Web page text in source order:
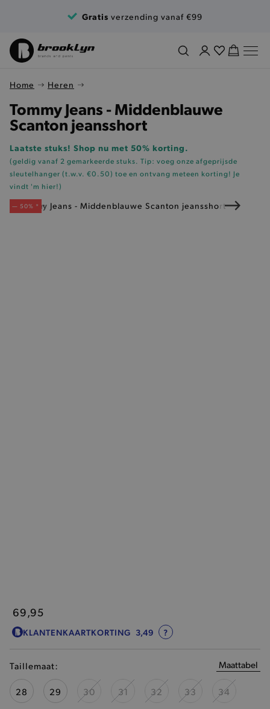
Gratis verzending vanaf €99
Home Heren
Tommy Jeans - Middenblauwe
Scanton jeansshort
Laatste stuks! Shop nu met 50% korting.
(geldig vanaf 2 gemarkeerde stuks. Tip: voeg onze afgeprijsde
sleutelhanger (t.w.v. €0.50) toe en ontvang meteen korting! Je
vindt 'm hier!)
— 50% *
69,95
KLANTENKAARTKORTING 3,49 ?
Taillemaat: Maattabel
28 29 30 31 32 33 34